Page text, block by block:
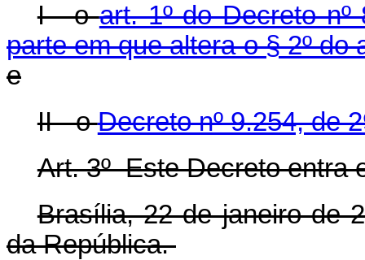
I - oart. 1º do Decreto
parte em que altera o § 2º do
e
II - oDecreto nº 9.254, de
Art. 3º Este Decreto entra
Brasília, 22 de janeiro de
da República.